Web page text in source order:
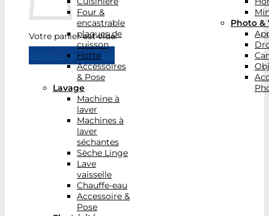
Votre panier est vide.
Retour à la boutique
Four &
encastrable
plaques de
cuisson
Hotte
Accessoires
& Pose
Lavage
Machine à
laver
Machines à
laver
séchantes
Sèche Linge
Lave
vaisselle
Chauffe-eau
Accessoire &
Pose
Photo &